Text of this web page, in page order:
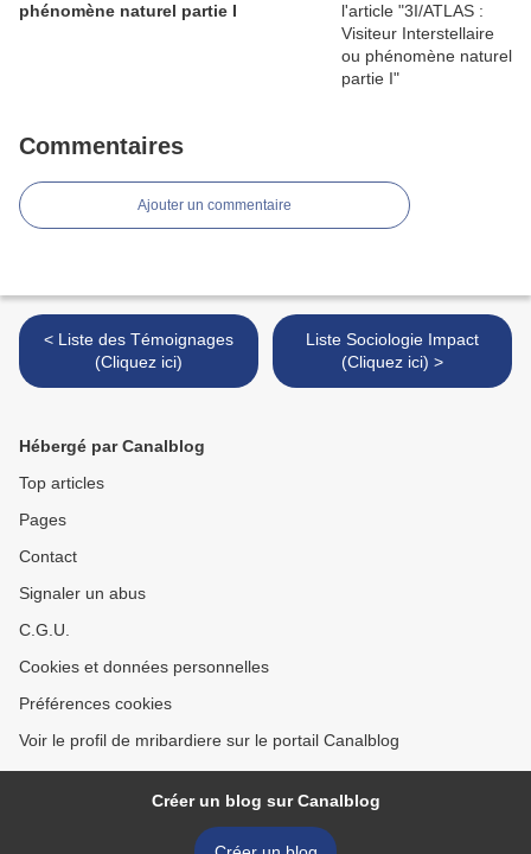
phénomène naturel partie I
Commentaires
Ajouter un commentaire
< Liste des Témoignages
(Cliquez ici)
Liste Sociologie Impact
(Cliquez ici) >
Hébergé par Canalblog
Top articles
Pages
Contact
Signaler un abus
C.G.U.
Cookies et données personnelles
Préférences cookies
Voir le profil de mribardiere sur le portail Canalblog
Créer un blog sur Canalblog